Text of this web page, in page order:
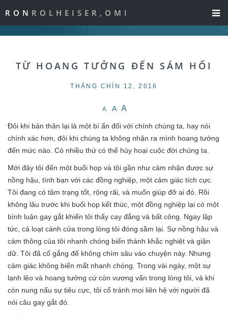
RON ROLHEISER,OMI
TỪ HOANG TƯỞNG ĐẾN SÁM HỐI
THÁNG CHÍN 12, 2016
A A A
Đôi khi bản thân lại là một bí ẩn đối với chính chúng ta, hay nói
chính xác hơn, đôi khi chúng ta không nhận ra mình hoang tưởng
đến mức nào. Có nhiều thứ có thể hủy hoại cuộc đời chúng ta.
Mới đây tôi đến một buổi họp và tôi gần như cảm nhận được sự
nồng hậu, tình bạn với các đồng nghiệp, một cảm giác tích cực.
Tôi đang có tâm trạng tốt, rộng rãi, và muốn giúp đỡ ai đó. Rồi
không lâu trước khi buổi họp kết thúc, một đồng nghiệp lại có một
bình luận gay gắt khiến tôi thấy cay đắng và bất công. Ngay lập
tức, cả loạt cánh cửa trong lòng tôi đóng sầm lại. Sự nồng hậu và
cảm thông của tôi nhanh chóng biến thành khắc nghiệt và giận
dữ. Tôi đã cố gắng đế không chìm sâu vào chuyện này. Nhưng
cảm giác không biến mất nhanh chóng. Trong vài ngày, một sự
lạnh lẽo và hoang tưởng cứ còn vương vấn trong lòng tôi, và khi
còn nung nấu sự tiêu cực, tôi cố tránh mọi liên hệ với người đã
nói câu gay gắt đó.